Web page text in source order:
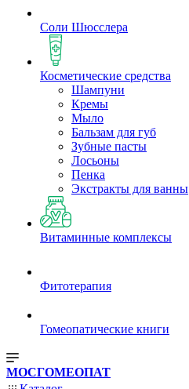
Соли Шюсслера
Косметические средства
Шампуни
Кремы
Мыло
Бальзам для губ
Зубные пасты
Лосьоны
Пенка
Экстракты для ванны
Витаминные комплексы
Фитотерапия
Гомеопатические книги
МОСГОМЕОПАТ